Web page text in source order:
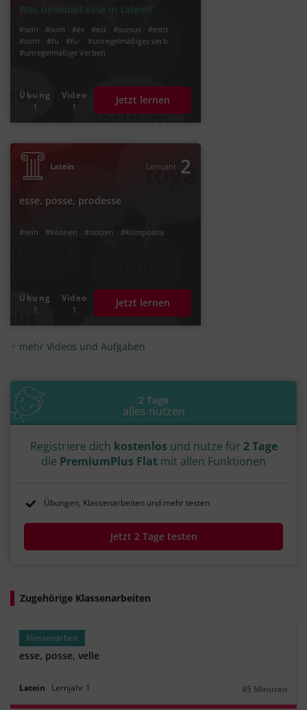
Was bedeutet esse in Latein?
#sein #sum #es #est #sumus
#estis
#sunt
#fu #fu-
#unregelmäßiges verb
#unregelmäßige Verben
Übung
1
Video
1
Jetzt lernen
Latein Lernjahr 2
esse, posse, prodesse
#sein #können #nützen #Komposita
Übung
1
Video
1
Jetzt lernen
mehr Videos und Aufgaben
2 Tage
alles nutzen
Registriere dich kostenlos und nutze für 2 Tage
die PremiumPlus Flat mit allen Funktionen
Übungen, Klassenarbeiten und mehr testen
Jetzt 2 Tage testen
Zugehörige Klassenarbeiten
Klassenarbeit
esse, posse, velle
Latein Lernjahr 1
Dauer:
45 Minuten